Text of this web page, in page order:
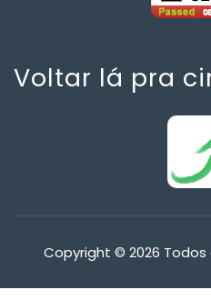
Voltar lá pra
Copyright © 2026